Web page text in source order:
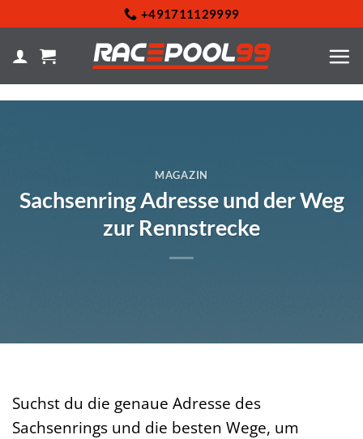
springen
+491711129999
MAGAZIN
Sachsenring Adresse und der Weg
zur Rennstrecke
Suchst du die genaue Adresse des
Sachsenrings und die besten Wege, um